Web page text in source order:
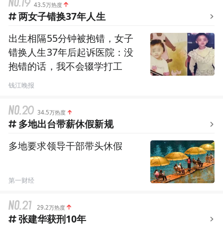
43.5万热度
两女子错换37年人生
出生相隔55分钟被抱错，女子
错换人生37年后起诉医院：没
抱错的话，我不会辍学打工
钱江晚报
34.5万热度
多地出台带薪休假新规
多地要求领导干部带头休假
第一财经
29.2万热度
张建华获刑10年